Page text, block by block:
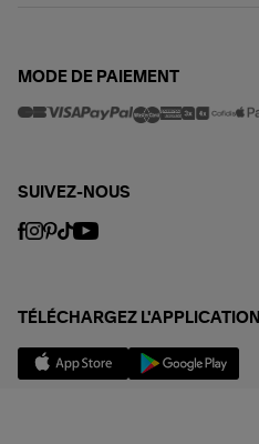
MODE DE PAIEMENT
SUIVEZ-NOUS
TÉLÉCHARGEZ L'APPLICATION